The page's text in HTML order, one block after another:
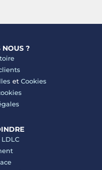
NOUS ?
et Cookies